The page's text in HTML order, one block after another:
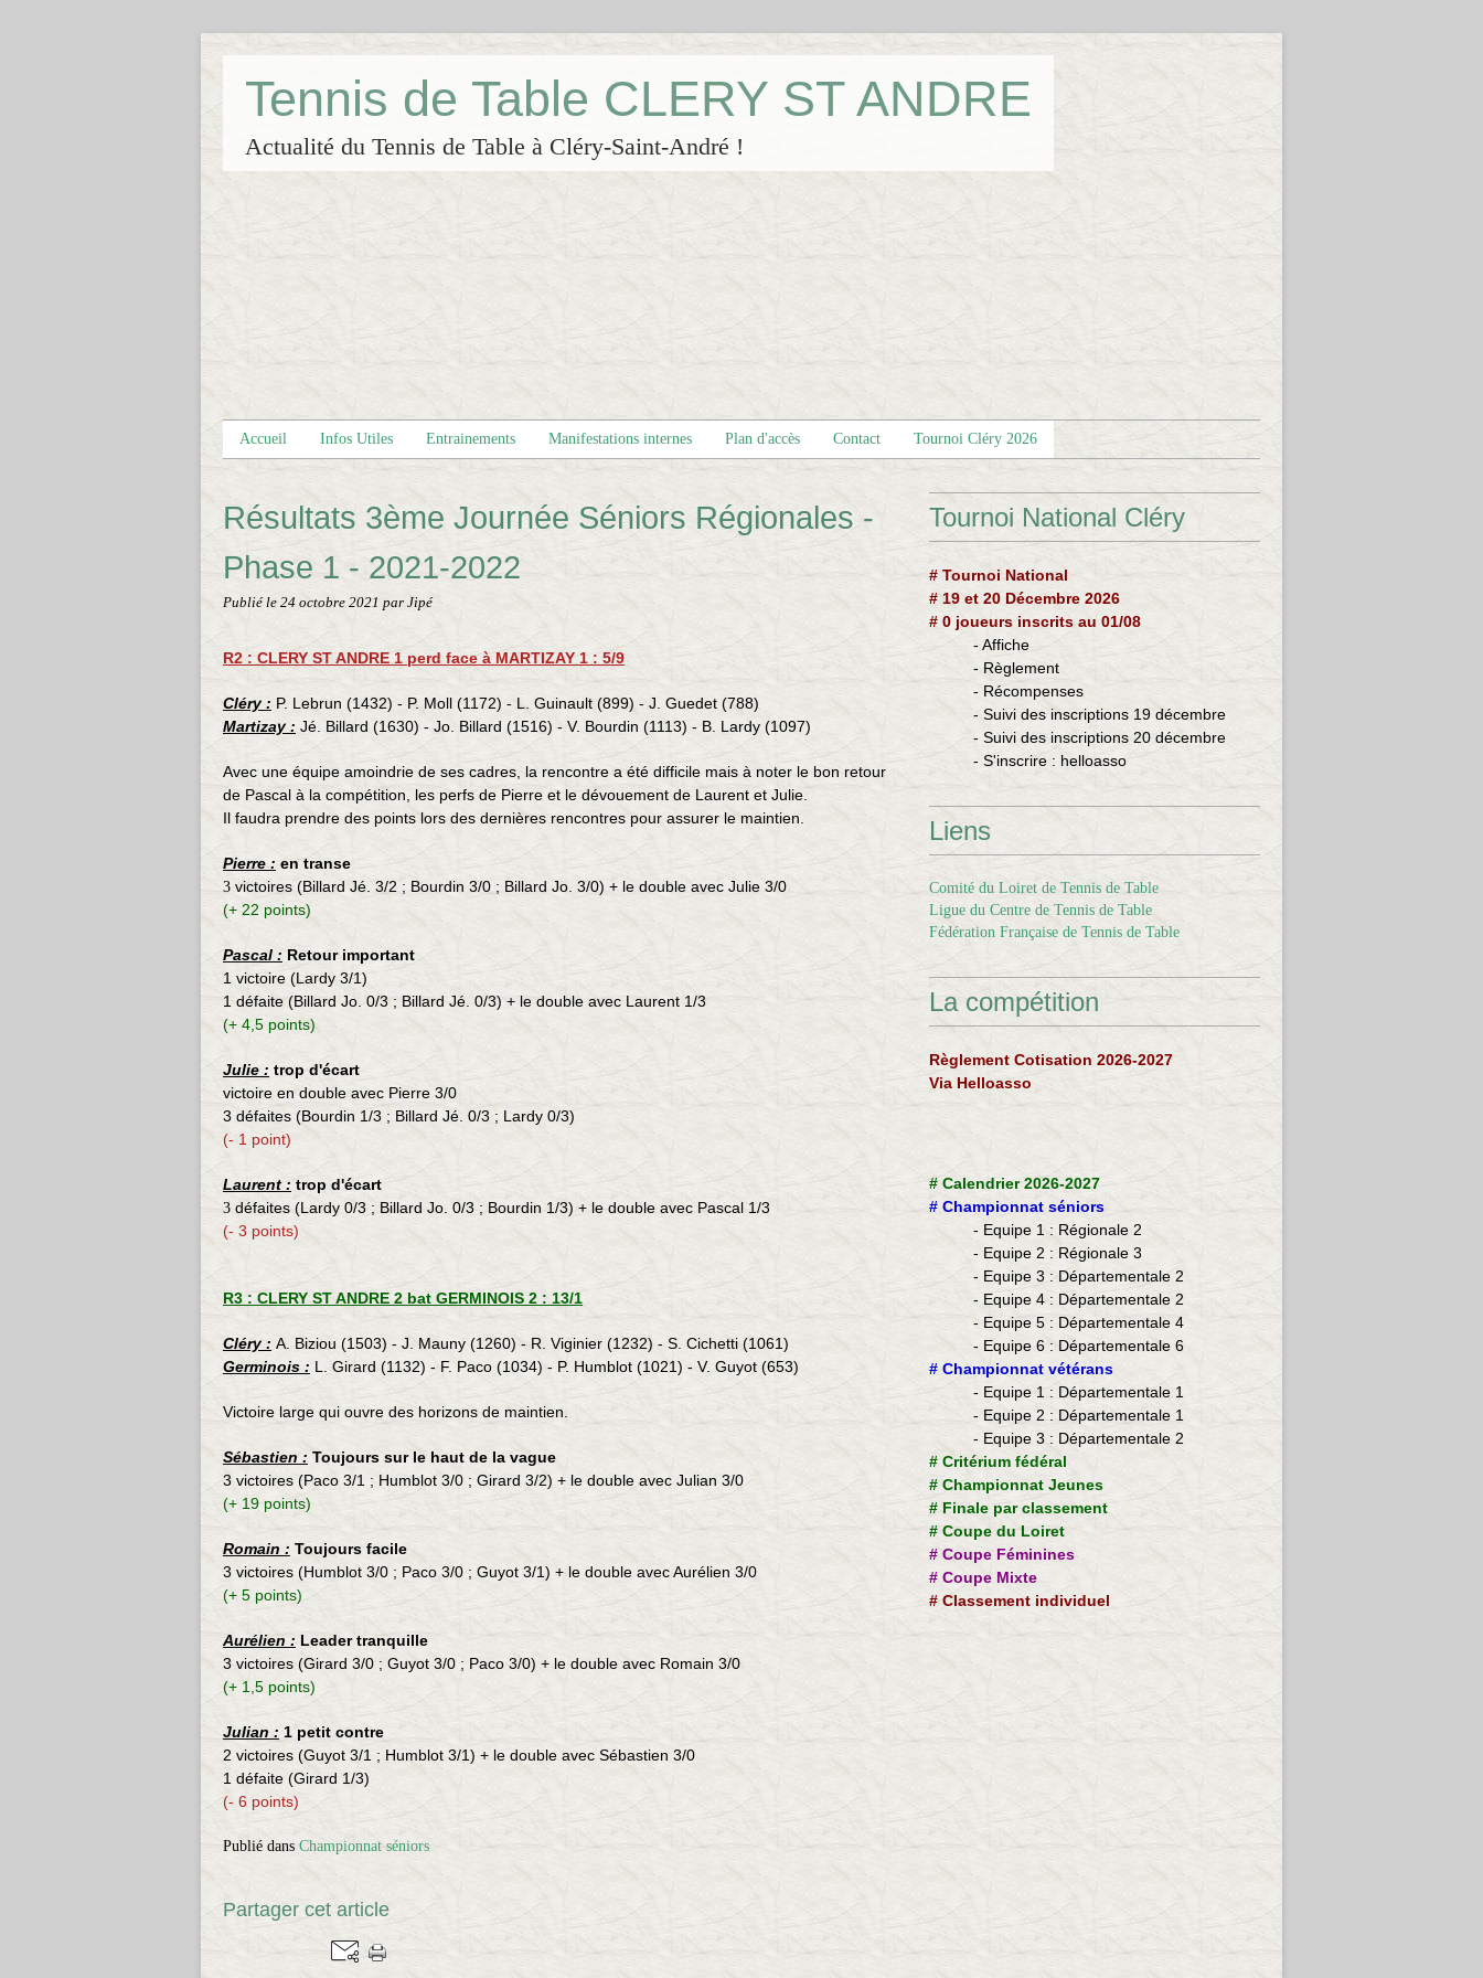
Tennis de Table CLERY ST ANDRE
Actualité du Tennis de Table à Cléry-Saint-André !
Accueil Infos Utiles Entrainements Manifestations internes Plan d'accès Contact Tournoi Cléry 2026
Résultats 3ème Journée Séniors Régionales -
Phase 1 - 2021-2022
Publié le 24 octobre 2021 par Jipé
R2 : CLERY ST ANDRE 1 perd face à MARTIZAY 1 : 5/9
Cléry : P. Lebrun (1432) - P. Moll (1172) - L. Guinault (899) - J. Guedet (788)
Martizay : Jé. Billard (1630) - Jo. Billard (1516) - V. Bourdin (1113) - B. Lardy (1097)
Avec une équipe amoindrie de ses cadres, la rencontre a été difficile mais à noter le bon retour
de Pascal à la compétition, les perfs de Pierre et le dévouement de Laurent et Julie.
Il faudra prendre des points lors des dernières rencontres pour assurer le maintien.
Pierre : en transe
3 victoires (Billard Jé. 3/2 ; Bourdin 3/0 ; Billard Jo. 3/0) + le double avec Julie 3/0
(+ 22 points)
Pascal : Retour important
1 victoire (Lardy 3/1)
1 défaite (Billard Jo. 0/3 ; Billard Jé. 0/3) + le double avec Laurent 1/3
(+ 4,5 points)
Julie : trop d'écart
victoire en double avec Pierre 3/0
3 défaites (Bourdin 1/3 ; Billard Jé. 0/3 ; Lardy 0/3)
(- 1 point)
Laurent : trop d'écart
3 défaites (Lardy 0/3 ; Billard Jo. 0/3 ; Bourdin 1/3) + le double avec Pascal 1/3
(- 3 points)
R3 : CLERY ST ANDRE 2 bat GERMINOIS 2 : 13/1
Cléry : A. Biziou (1503) - J. Mauny (1260) - R. Viginier (1232) - S. Cichetti (1061)
Germinois : L. Girard (1132) - F. Paco (1034) - P. Humblot (1021) - V. Guyot (653)
Victoire large qui ouvre des horizons de maintien.
Sébastien : Toujours sur le haut de la vague
3 victoires (Paco 3/1 ; Humblot 3/0 ; Girard 3/2) + le double avec Julian 3/0
(+ 19 points)
Romain : Toujours facile
3 victoires (Humblot 3/0 ; Paco 3/0 ; Guyot 3/1) + le double avec Aurélien 3/0
(+ 5 points)
Aurélien : Leader tranquille
3 victoires (Girard 3/0 ; Guyot 3/0 ; Paco 3/0) + le double avec Romain 3/0
(+ 1,5 points)
Julian : 1 petit contre
2 victoires (Guyot 3/1 ; Humblot 3/1) + le double avec Sébastien 3/0
1 défaite (Girard 1/3)
(- 6 points)
Publié dans Championnat séniors
Partager cet article
Tournoi National Cléry
# Tournoi National
# 19 et 20 Décembre 2026
# 0 joueurs inscrits au 01/08
- Affiche
- Règlement
- Récompenses
- Suivi des inscriptions 19 décembre
- Suivi des inscriptions 20 décembre
- S'inscrire : helloasso
Liens
Comité du Loiret de Tennis de Table
Ligue du Centre de Tennis de Table
Fédération Française de Tennis de Table
La compétition
Règlement Cotisation 2026-2027
Via Helloasso
# Calendrier 2026-2027
# Championnat séniors
- Equipe 1 : Régionale 2
- Equipe 2 : Régionale 3
- Equipe 3 : Départementale 2
- Equipe 4 : Départementale 2
- Equipe 5 : Départementale 4
- Equipe 6 : Départementale 6
​# Championnat vétérans
- ​Equipe 1 : Départementale 1
- Equipe 2 : Départementale 1
- Equipe 3 : Départementale 2
# Critérium fédéral
# Championnat Jeunes
# Finale par classement
# Coupe du Loiret
# Coupe Féminines
# Coupe Mixte
#Classement individuel